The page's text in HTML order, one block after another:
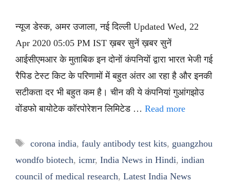
न्यूज डेस्क, अमर उजाला, नई दिल्ली Updated Wed, 22
Apr 2020 05:05 PM IST ख़बर सुनें ख़बर सुनें
आईसीएमआर के मुताबिक इन दोनों कंपनियों द्वारा भारत भेजी गई
रैपिड टेस्ट किट के परिणामों में बहुत अंतर आ रहा है और इनकी
सटीकता दर भी बहुत कम है। चीन की ये कंपनियां गुआंगझोउ
वोंडफो बायोटेक कॉरपोरेशन लिमिटेड … Read more
Tags
corona india, fauly antibody test kits, guangzhou
wondfo biotech, icmr, India News in Hindi, indian
council of medical research, Latest India News